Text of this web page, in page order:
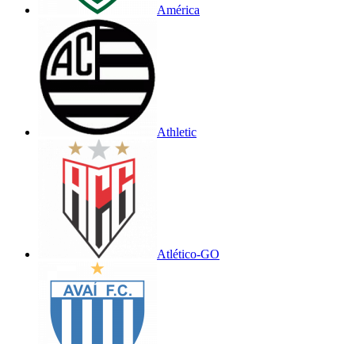
América
Athletic
Atlético-GO